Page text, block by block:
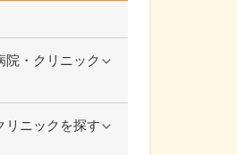
院・クリニック
リニックを探す